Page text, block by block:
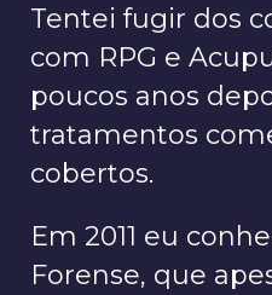
Tentei fugir dos
com RPG e
poucos anos
tratamentos
cobertos.
Em 2011 eu
Forense, que